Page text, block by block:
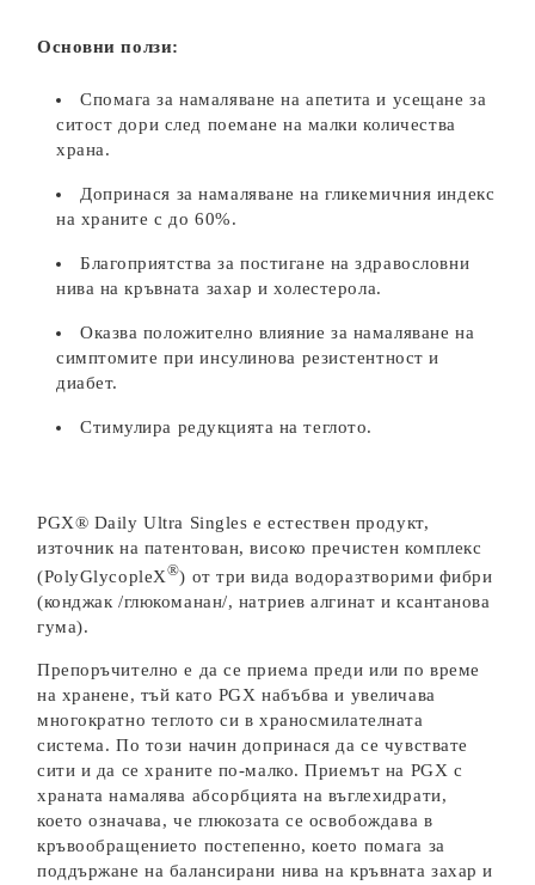
Основни ползи:
Спомага за намаляване на апетита и усещане за
ситост дори след поемане на малки количества
храна.
Допринася за намаляване на гликемичния индекс
на храните с до 60%.
Благоприятства за постигане на здравословни
нива на кръвната захар и холестерола.
Оказва положително влияние за намаляване на
симптомите при инсулинова резистентност и
диабет.
Стимулира редукцията на теглото.
PGX® Daily Ultra Singles е естествен продукт,
източник на патентован, високо пречистен комплекс
(PolyGlycopleX®) от три вида водоразтворими фибри
(конджак /глюкоманан/, натриев алгинат и ксантанова
гума).
Препоръчително е да се приема преди или по време
на хранене, тъй като PGX набъбва и увеличава
многократно теглото си в храносмилателната
система. По този начин допринася да се чувствате
сити и да се храните по-малко. Приемът на PGX с
храната намалява абсорбцията на въглехидрати,
което означава, че глюкозата се освобождава в
кръвообращението постепенно, което помага за
поддържане на балансирани нива на кръвната захар и